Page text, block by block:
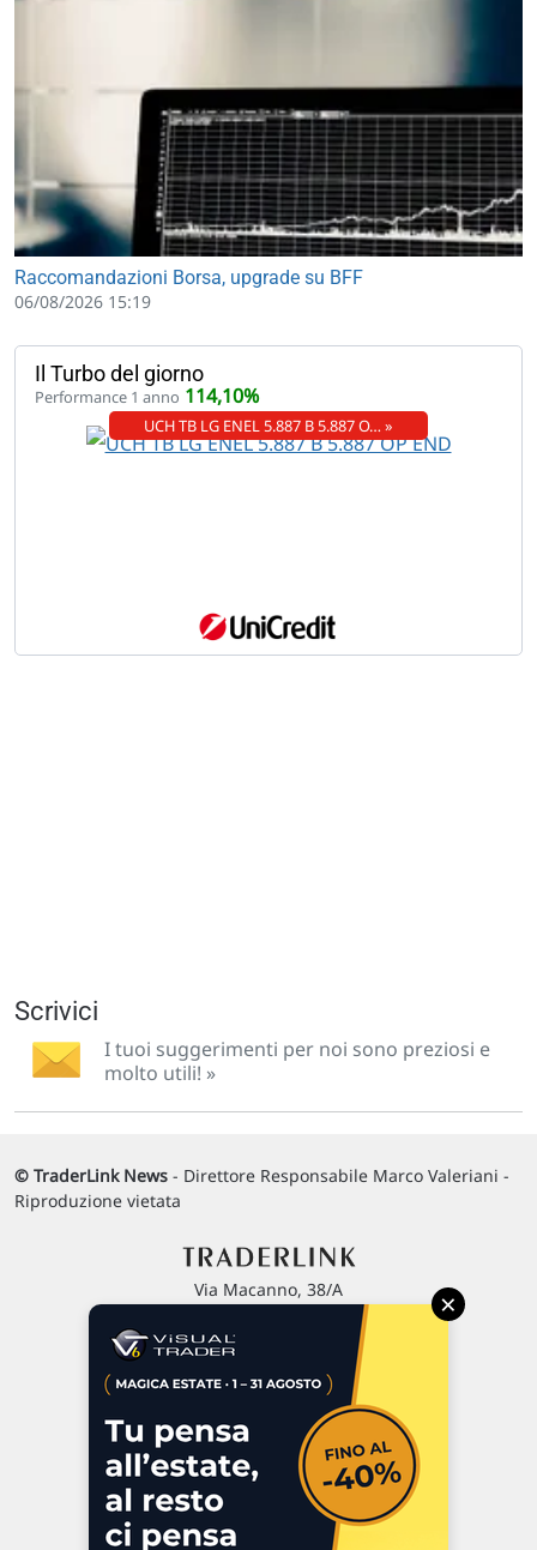
Raccomandazioni Borsa, upgrade su BFF
06/08/2026 15:19
Il Turbo del giorno
Performance 1 anno 114,10%
UCH TB LG ENEL 5.887 B 5.887 O… »
Scrivici
I tuoi suggerimenti per noi sono preziosi e
molto utili! »
© TraderLink News - Direttore Responsabile Marco Valeriani -
Riproduzione vietata
Via Macanno, 38/A
P.IVA 02 452 460 401
Commenti e segnalazioni
Contattaci
×